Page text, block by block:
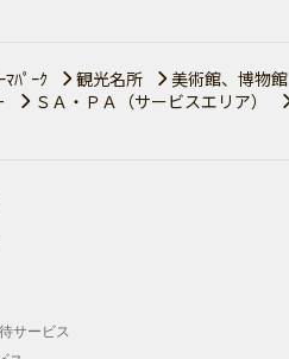
ﾊﾟｰｸ 観光名所 美術館、博物館
ＳＡ・ＰＡ（サービスエリア）
サービス